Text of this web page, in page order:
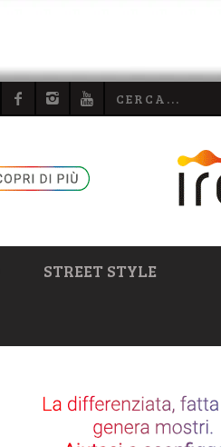
STREET STYLE